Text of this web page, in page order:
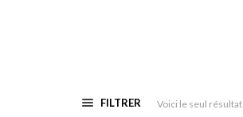
FILTRER Voici le seul résultat